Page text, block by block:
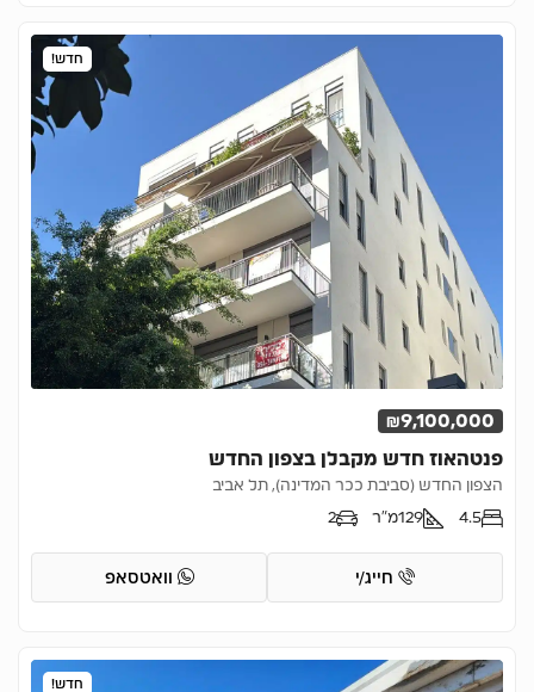
חדש!
₪9,100,000
פנטהאוז חדש מקבלן בצפון החדש
הצפון החדש (סביבת ככר המדינה), תל אביב
4.5
129מ"ר 2
חייג/י וואטסאפ
חדש!